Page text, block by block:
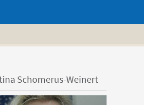
Schomerus-Weinert